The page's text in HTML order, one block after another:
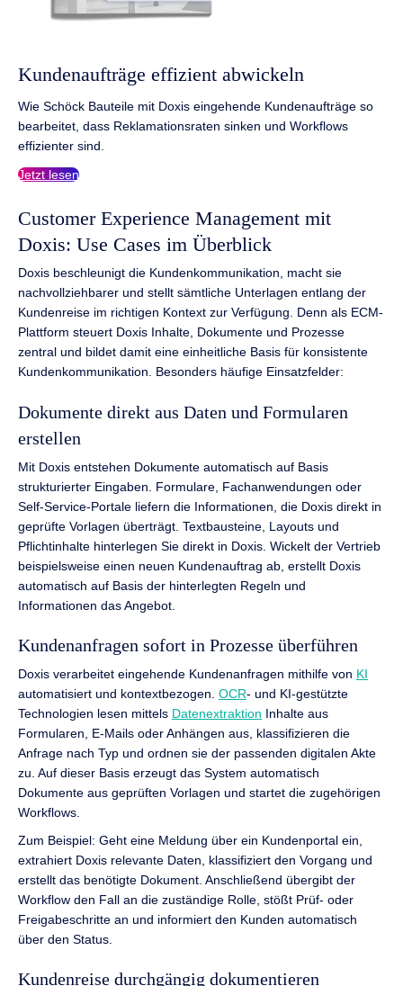
Kundenaufträge effizient abwickeln
Wie Schöck Bauteile mit Doxis eingehende Kundenaufträge so
bearbeitet, dass Reklamationsraten sinken und Workflows
effizienter sind.
Jetzt lesen
Customer Experience Management mit
Doxis: Use Cases im Überblick
Doxis beschleunigt die Kundenkommunikation, macht sie
nachvollziehbarer und stellt sämtliche Unterlagen entlang der
Kundenreise im richtigen Kontext zur Verfügung. Denn als ECM-
Plattform steuert Doxis Inhalte, Dokumente und Prozesse
zentral und bildet damit eine einheitliche Basis für konsistente
Kundenkommunikation. Besonders häufige Einsatzfelder:
Dokumente direkt aus Daten und Formularen
erstellen
Mit Doxis entstehen Dokumente automatisch auf Basis
strukturierter Eingaben. Formulare, Fachanwendungen oder
Self-Service-Portale liefern die Informationen, die Doxis direkt in
geprüfte Vorlagen überträgt. Textbausteine, Layouts und
Pflichtinhalte hinterlegen Sie direkt in Doxis. Wickelt der Vertrieb
beispielsweise einen neuen Kundenauftrag ab, erstellt Doxis
automatisch auf Basis der hinterlegten Regeln und
Informationen das Angebot.
Kundenanfragen sofort in Prozesse überführen
Doxis verarbeitet eingehende Kundenanfragen mithilfe von KI
automatisiert und kontextbezogen. OCR- und KI-gestützte
Technologien lesen mittels Datenextraktion Inhalte aus
Formularen, E-Mails oder Anhängen aus, klassifizieren die
Anfrage nach Typ und ordnen sie der passenden digitalen Akte
zu. Auf dieser Basis erzeugt das System automatisch
Dokumente aus geprüften Vorlagen und startet die zugehörigen
Workflows.
Zum Beispiel: Geht eine Meldung über ein Kundenportal ein,
extrahiert Doxis relevante Daten, klassifiziert den Vorgang und
erstellt das benötigte Dokument. Anschließend übergibt der
Workflow den Fall an die zuständige Rolle, stößt Prüf- oder
Freigabeschritte an und informiert den Kunden automatisch
über den Status.
Kundenreise durchgängig dokumentieren